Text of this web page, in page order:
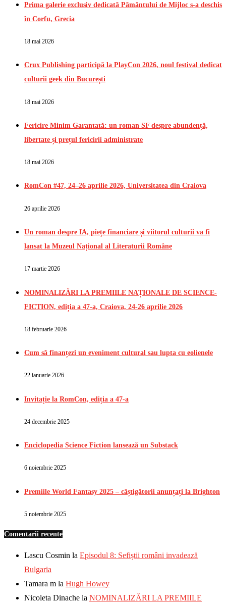
Prima galerie exclusiv dedicată Pământului de Mijloc s-a deschis
în Corfu, Grecia
18 mai 2026
Crux Publishing participă la PlayCon 2026, noul festival dedicat
culturii geek din București
18 mai 2026
Fericire Minim Garantată: un roman SF despre abundență,
libertate și prețul fericirii administrate
18 mai 2026
RomCon #47, 24–26 aprilie 2026, Universitatea din Craiova
26 aprilie 2026
Un roman despre IA, piețe financiare și viitorul culturii va fi
lansat la Muzeul Național al Literaturii Române
17 martie 2026
NOMINALIZĂRI LA PREMIILE NAȚIONALE DE SCIENCE-
FICTION, ediția a 47-a, Craiova, 24-26 aprilie 2026
18 februarie 2026
Cum să finanțezi un eveniment cultural sau lupta cu eolienele
22 ianuarie 2026
Invitație la RomCon, ediția a 47-a
24 decembrie 2025
Enciclopedia Science Fiction lansează un Substack
6 noiembrie 2025
Premiile World Fantasy 2025 – câștigătorii anunțați la Brighton
5 noiembrie 2025
Comentarii recente
Lascu Cosmin la Episodul 8: Sefiștii români invadează
Bulgaria
Tamara m la Hugh Howey
Nicoleta Dinache la NOMINALIZĂRI LA PREMIILE